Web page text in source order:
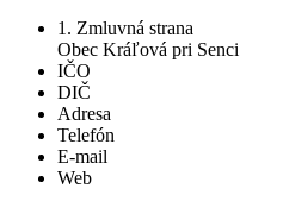
1. Zmluvná strana
Obec Kráľová pri Senci
IČO
DIČ
Adresa
Telefón
E-mail
Web